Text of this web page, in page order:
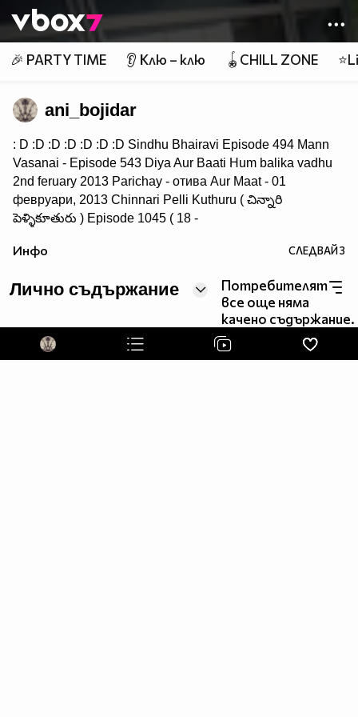
👾
🎉 PARTY TIME 👂 Клю – клю 🪀CHILL ZONE
ani_bojidar
: D :D :D :D :D :D :D Sindhu Bhairavi Episode 494 Mann
Vasanai - Episode 543 Diya Aur Baati Hum balika vadhu
2nd feruary 2013 Parichay - отива Aur Maat - 01
февруари, 2013 Chinnari Pelli Kuthuru ( చిన్నారి
పెళ్ళికూతురు ) Episode 1045 ( 18 -
114
Инфо СЛЕДВАЙ3
Лично съдържание
Потребителят
все още няма
качено съдържание.